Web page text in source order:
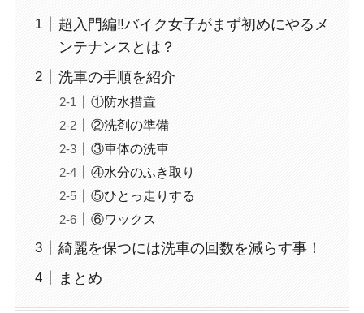
超入門編‼バイク女子がまず初めにやるメ
ンテナンスとは？
洗車の手順を紹介
①防水措置
②洗剤の準備
③車体の洗車
④水分のふき取り
⑤ひとっ走りする
⑥ワックス
綺麗を保つには洗車の回数を減らす事！
まとめ